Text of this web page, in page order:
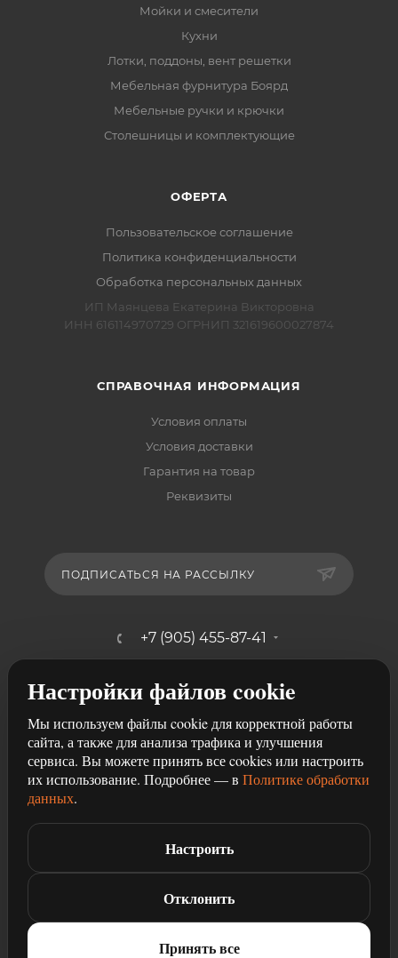
Мойки и смесители
Кухни
Лотки, поддоны, вент решетки
Мебельная фурнитура Боярд
Мебельные ручки и крючки
Столешницы и комплектующие
ОФЕРТА
Пользовательское соглашение
Политика конфиденциальности
Обработка персональных данных
ИП Маянцева Екатерина Викторовна
ИНН 616114970729 ОГРНИП 321619600027874
СПРАВОЧНАЯ ИНФОРМАЦИЯ
Условия оплаты
Условия доставки
Гарантия на товар
Реквизиты
ПОДПИСАТЬСЯ НА РАССЫЛКУ
+7 (905) 455-87-41
г. Ростов-на-Дону, ул. Щербакова,
107/29
2026 © Разработка и продвижение сайта
Студия рекламы
Настройки файлов cookie
Мы используем файлы cookie для корректной работы
сайта, а также для анализа трафика и улучшения
сервиса. Вы можете принять все cookies или настроить
их использование. Подробнее — в Политике обработки
данных.
Настроить
Отклонить
Принять все